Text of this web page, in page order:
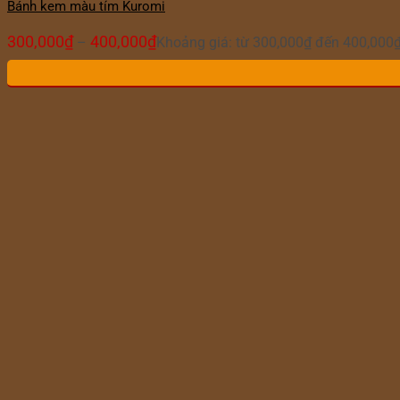
Bánh kem màu tím Kuromi
300,000₫ – 400,000₫Khoảng giá: từ 300,000₫ đến